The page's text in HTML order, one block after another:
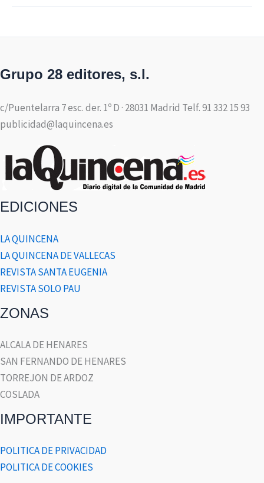
Grupo 28 editores, s.l.
c/Puentelarra 7 esc. der. 1º D · 28031 Madrid Telf. 91 332 15 93
publicidad@laquincena.es
EDICIONES
LA QUINCENA
LA QUINCENA DE VALLECAS
REVISTA SANTA EUGENIA
REVISTA SOLO PAU
ZONAS
ALCALA DE HENARES
SAN FERNANDO DE HENARES
TORREJON DE ARDOZ
COSLADA
IMPORTANTE
POLITICA DE PRIVACIDAD
POLITICA DE COOKIES